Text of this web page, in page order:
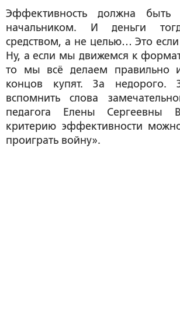
Эффективность должна
начальником. И деньги
средством, а не целью… Это если
Ну, а если мы движемся к
то мы всё делаем правильно
концов купят. За недорого.
вспомнить слова
педагога Елены Сергеевны
критерию эффективности
проиграть войну».